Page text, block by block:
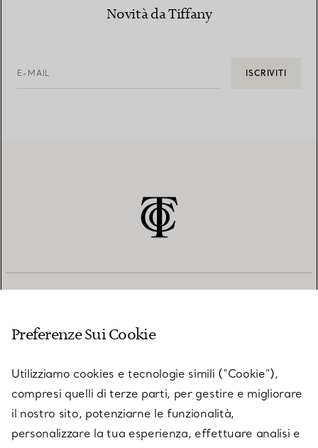
Novità da Tiffany
E-MAIL ISCRIVITI
SU TIFFANY & CO.
Preferenze Sui Cookie
Utilizziamo cookies e tecnologie simili (“Cookie”),
compresi quelli di terze parti, per gestire e migliorare
il nostro sito, potenziarne le funzionalità,
personalizzare la tua esperienza, effettuare analisi e